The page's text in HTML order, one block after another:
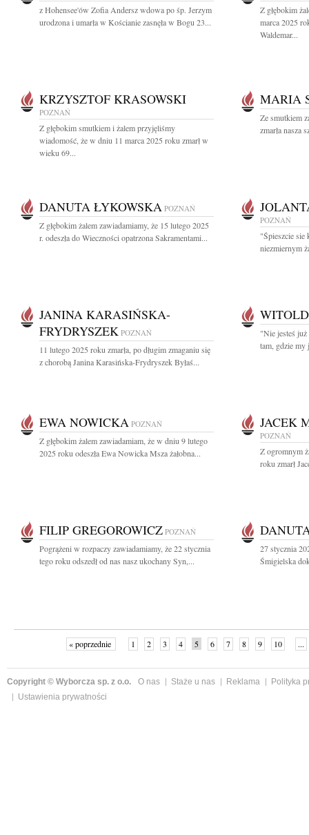
z Hohensee'ów Zofia Andersz wdowa po śp. Jerzym
urodzona i umarła w Kościanie zasnęła w Bogu 23...
Z głębokim
marca 2025
Waldemar...
KRZYSZTOF KRASOWSKI
POZNAŃ
Z głębokim smutkiem i żalem przyjęliśmy
wiadomość, że w dniu 11 marca 2025 roku zmarł w
wieku 69...
MARIA
Ze smutkiem
zmarła nasza
DANUTA ŁYKOWSKA POZNAŃ
Z głębokim żalem zawiadamiamy, że 15 lutego 2025
r. odeszła do Wieczności opatrzona Sakramentami...
POZNAŃ
"Śpieszcie sie
niezmiernym
JANINA KARASIŃSKA-
FRYDRYSZEK POZNAŃ
11 lutego 2025 roku zmarła, po długim zmaganiu się
z chorobą Janina Karasińska-Frydryszek Byłaś...
"Nie jesteś już
tam, gdzie
EWA NOWICKA POZNAŃ
Z głębokim żalem zawiadamiam, że w dniu 9 lutego
2025 roku odeszła Ewa Nowicka Msza żałobna...
JACEK
POZNAŃ
Z ogromnym
roku zmarł
FILIP GREGOROWICZ POZNAŃ
Pogrążeni w rozpaczy zawiadamiamy, że 22 stycznia
tego roku odszedł od nas nasz ukochany Syn,...
27 stycznia
Śmigielska
« poprzednie 1 2 3 4 5 6 7 8 9 10 ...
Copyright © Wyborcza sp. z o.o. O nas Staże u nas Reklama
Polityka
Ustawienia prywatności